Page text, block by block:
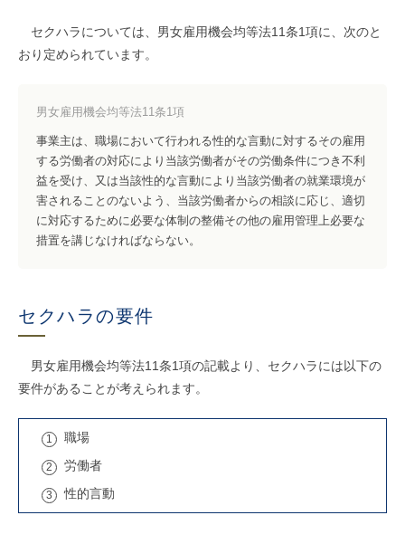
セクハラについては、男女雇用機会均等法11条1項に、次のと
おり定められています。
事業主は、職場において行われる性的な言動に対するその雇用
する労働者の対応により当該労働者がその労働条件につき不利
益を受け、又は当該性的な言動により当該労働者の就業環境が
害されることのないよう、当該労働者からの相談に応じ、適切
に対応するために必要な体制の整備その他の雇用管理上必要な
措置を講じなければならない。
男女雇用機会均等法11条1項
セクハラの要件
男女雇用機会均等法11条1項の記載より、セクハラには以下の
要件があることが考えられます。
職場
労働者
性的言動